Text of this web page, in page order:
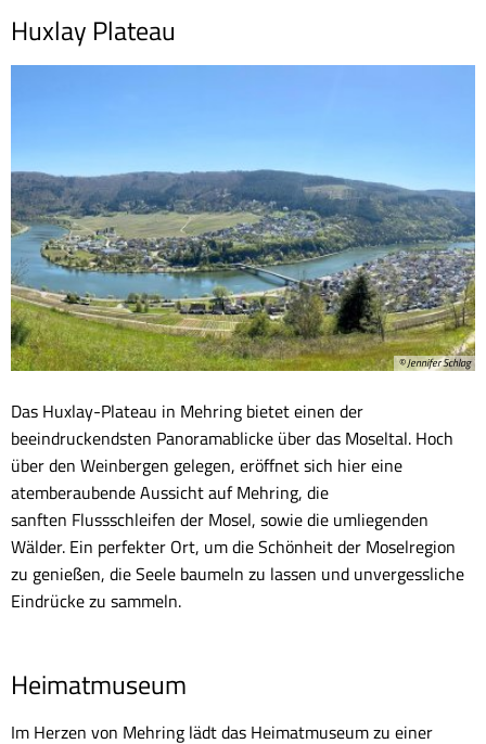
Huxlay Plateau
© Jennifer Schlag
Das Huxlay-Plateau in Mehring bietet einen der
beeindruckendsten Panoramablicke über das Moseltal. Hoch
über den Weinbergen gelegen, eröffnet sich hier eine
atemberaubende Aussicht auf Mehring, die
sanften Flussschleifen der Mosel, sowie die umliegenden
Wälder. Ein perfekter Ort, um die Schönheit der Moselregion
zu genießen, die Seele baumeln zu lassen und unvergessliche
Eindrücke zu sammeln.
Heimatmuseum
Im Herzen von Mehring lädt das Heimatmuseum zu einer